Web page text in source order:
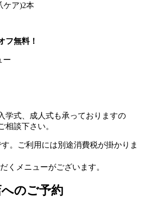
ケア)2本
フ無料！
ー
学式、成人式も承っておりますの
相談下さい。
。ご利用には別途消費税が掛かりま
くメニューがございます。
のご予約